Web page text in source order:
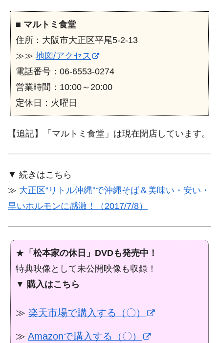
■ マルトミ食堂
住所：大阪市大正区平尾5-2-13
≫≫ 地図/アクセス
電話番号：06-6553-0274
営業時間：10:00～20:00
定休日：火曜日
【追記】「マルトミ食堂」は現在閉店しています。
▼ 続きはこちら
≫ 大正区“リトル沖縄”で沖縄そば＆美味い・安い・
早いホルモンに感激！（2017/7/8）
★ 「松本家の休日」DVDも発売中！
特典映像として未公開映像も収録！
▼ 購入はこちら
≫ 楽天市場で購入する（〇）
≫ Amazonで購入する（〇）